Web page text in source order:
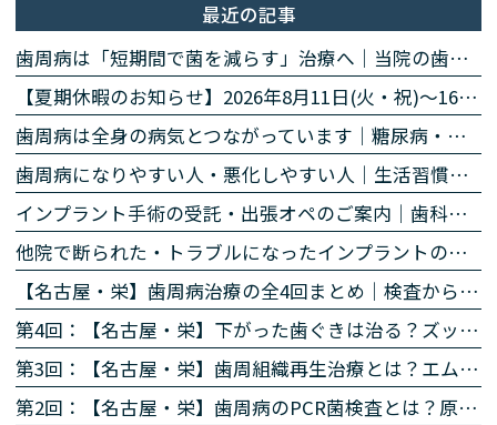
最近の記事
歯周病は「短期間で菌を減らす」治療へ｜当院の歯周病除菌プログラム
【夏期休暇のお知らせ】2026年8月11日(火・祝)〜16日(日)
歯周病は全身の病気とつながっています｜糖尿病・心臓・誤嚥性肺炎・認知症との関係｜名古屋・栄の高山歯科室
歯周病になりやすい人・悪化しやすい人｜生活習慣・持病・お薬のリスク因子｜名古屋・栄の高山歯科室
インプラント手術の受託・出張オペのご案内｜歯科医師の先生方へ
他院で断られた・トラブルになったインプラントのご相談
【名古屋・栄】歯周病治療の全4回まとめ｜検査から再生治療・歯肉退縮まで専門医が解説
第4回：【名古屋・栄】下がった歯ぐきは治る？ズッケリー法で歯肉退縮を改善する再生治療
第3回：【名古屋・栄】歯周組織再生治療とは？エムドゲイン・リグロスで歯を残す方法を専門医が解説
第2回：【名古屋・栄】歯周病のPCR菌検査とは？原因菌を見える化する4ステップを専門医が解説